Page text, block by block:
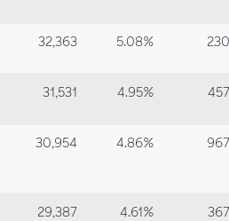
32,363 5.08% 230
31,531 4.95% 457
30,954 4.86% 967
29,387 4.61% 367